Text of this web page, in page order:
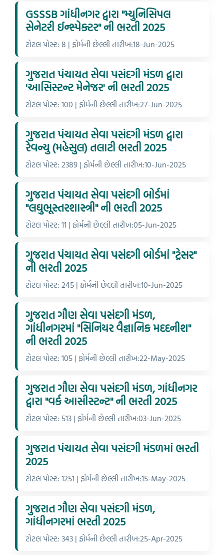
GSSSB ગાંધીનગર દ્વારા "મ્યુનિસિપલ
સેનેટરી ઈન્સ્પેક્ટર" ની ભરતી 2025
ટોટલ પોસ્ટ: 8 | ફોર્મની છેલ્લી તારીખ:18-Jun-2025
ગુજરાત પંચાયત સેવા પસંદગી મંડળ દ્વારા
'આસિસ્ટન્ટ મેનેજર' ની ભરતી 2025
ટોટલ પોસ્ટ: 100 | ફોર્મની છેલ્લી તારીખ:27-Jun-2025
ગુજરાત પંચાયત સેવા પસંદગી મંડળ દ્વારા
રેવન્યુ (મહેસુલ) તલાટી ભરતી 2025
ટોટલ પોસ્ટ: 2389 | ફોર્મની છેલ્લી તારીખ:10-Jun-2025
ગુજરાત પંચાયત સેવા પસંદગી બોર્ડમાં
"લઘુભૂસ્તરશાસ્ત્રી" ની ભરતી 2025
ટોટલ પોસ્ટ: 11 | ફોર્મની છેલ્લી તારીખ:05-Jun-2025
ગુજરાત પંચાયત સેવા પસંદગી બોર્ડમાં "ટ્રેસર"
ની ભરતી 2025
ટોટલ પોસ્ટ: 245 | ફોર્મની છેલ્લી તારીખ:10-Jun-2025
ગુજરાત ગૌણ સેવા પસંદગી મંડળ,
ગાંધીનગરમાં "સિનિયર વૈજ્ઞાનિક મદદનીશ"
ની ભરતી 2025
ટોટલ પોસ્ટ: 105 | ફોર્મની છેલ્લી તારીખ:22-May-2025
ગુજરાત ગૌણ સેવા પસંદગી મંડળ, ગાંધીનગર
દ્વારા "વર્ક આસીસ્ટન્ટ" ની ભરતી 2025
ટોટલ પોસ્ટ: 513 | ફોર્મની છેલ્લી તારીખ:03-Jun-2025
ગુજરાત પંચાયત સેવા પસંદગી મંડળમાં ભરતી
2025
ટોટલ પોસ્ટ: 1251 | ફોર્મની છેલ્લી તારીખ:15-May-2025
ગુજરાત ગૌણ સેવા પસંદગી મંડળ,
ગાંધીનગરમાં ભરતી 2025
ટોટલ પોસ્ટ: 343 | ફોર્મની છેલ્લી તારીખ:25-Apr-2025